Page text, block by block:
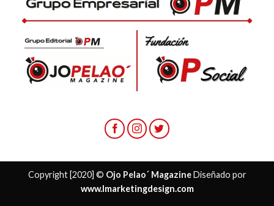
Copyright [2020] © Ojo Pelao´ MagazineDiseñado por
www.lmarketingdesign.com